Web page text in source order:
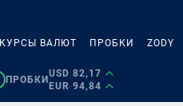
КУРСЫ ВАЛЮТ ПРОБКИ ZODY
ПРОБКИ
USD 82,17
EUR 94,84